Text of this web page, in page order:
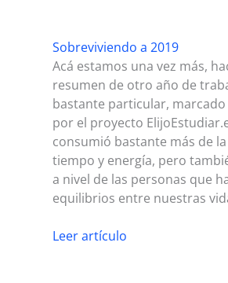
Sobreviviendo a 2019
Acá estamos una vez más,
resumen de otro año de
bastante particular,
por el proyecto
consumió bastante más de
tiempo y energía, pero
a nivel de las personas que
equilibrios entre nuestras
Leer artículo